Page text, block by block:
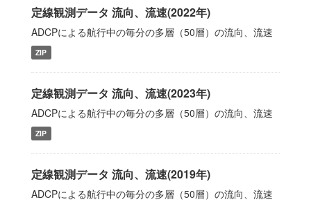
定線観測データ 流向、流速(2022年)
ADCPによる航行中の毎分の多層（50層）の流向、流速
ZIP
定線観測データ 流向、流速(2023年)
ADCPによる航行中の毎分の多層（50層）の流向、流速
ZIP
定線観測データ 流向、流速(2019年)
ADCPによる航行中の毎分の多層（50層）の流向、流速